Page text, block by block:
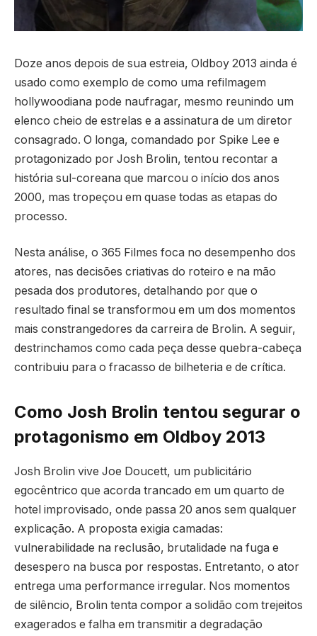
Doze anos depois de sua estreia, Oldboy 2013 ainda é
usado como exemplo de como uma refilmagem
hollywoodiana pode naufragar, mesmo reunindo um
elenco cheio de estrelas e a assinatura de um diretor
consagrado. O longa, comandado por Spike Lee e
protagonizado por Josh Brolin, tentou recontar a
história sul-coreana que marcou o início dos anos
2000, mas tropeçou em quase todas as etapas do
processo.
Nesta análise, o 365 Filmes foca no desempenho dos
atores, nas decisões criativas do roteiro e na mão
pesada dos produtores, detalhando por que o
resultado final se transformou em um dos momentos
mais constrangedores da carreira de Brolin. A seguir,
destrinchamos como cada peça desse quebra-cabeça
contribuiu para o fracasso de bilheteria e de crítica.
Como Josh Brolin tentou segurar o
protagonismo em Oldboy 2013
Josh Brolin vive Joe Doucett, um publicitário
egocêntrico que acorda trancado em um quarto de
hotel improvisado, onde passa 20 anos sem qualquer
explicação. A proposta exigia camadas:
vulnerabilidade na reclusão, brutalidade na fuga e
desespero na busca por respostas. Entretanto, o ator
entrega uma performance irregular. Nos momentos
de silêncio, Brolin tenta compor a solidão com trejeitos
exagerados e falha em transmitir a degradação